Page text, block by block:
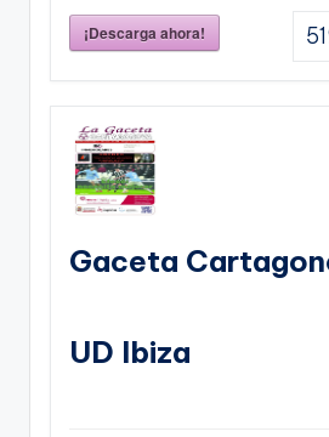
¡Descarga ahora!
Gaceta
UD Ibiza